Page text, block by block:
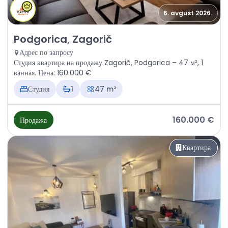
6. avgust 2026.
Продажа - Квартира Podgorica, Zagorič
Podgorica, Zagorič
Адрес по запросу
Студия квартира на продажу Zagorič, Podgorica – 47 м², 1
ванная. Цена: 160.000 €
Студия
1 47 m²
Продажа 160.000 €
Квартира